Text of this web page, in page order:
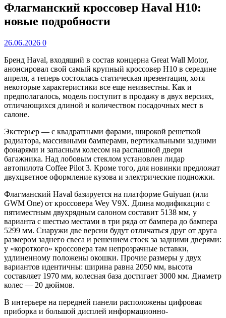
Флагманский кроссовер Haval H10:
новые подробности
26.06.2026 0
Бренд Haval, входящий в состав концерна Great Wall Motor,
анонсировал свой самый крупный кроссовер H10 в середине
апреля, а теперь состоялась статическая презентация, хотя
некоторые характеристики все еще неизвестны. Как и
предполагалось, модель поступит в продажу в двух версиях,
отличающихся длиной и количеством посадочных мест в
салоне.
Экстерьер — с квадратными фарами, широкой решеткой
радиатора, массивными бамперами, вертикальными задними
фонарями и запасным колесом на распашной двери
багажника. Над лобовым стеклом установлен лидар
автопилота Coffee Pilot 3. Кроме того, для новинки предложат
двухцветное оформление кузова и электрические подножки.
Флагманский Haval базируется на платформе Guiyuan (или
GWM One) от кроссовера Wey V9X. Длина модификации с
пятиместным двухрядным салоном составит 5138 мм, у
варианта с шестью местами в три ряда от бампера до бампера
5299 мм. Снаружи две версии будут отличаться друг от друга
размером заднего свеса и решением стоек за задними дверями:
у «короткого» кроссовера там непрозрачные вставки,
удлиненному положены окошки. Прочие размеры у двух
вариантов идентичны: ширина равна 2050 мм, высота
составляет 1970 мм, колесная база достигает 3000 мм. Диаметр
колес — 20 дюймов.
В интерьере на передней панели расположены цифровая
приборка и большой дисплей информационно-